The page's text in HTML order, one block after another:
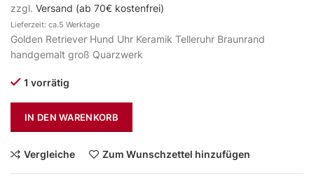
zzgl. Versand (ab 70€ kostenfrei)
Lieferzeit: ca.5 Werktage
Golden Retriever Hund Uhr Keramik Telleruhr Braunrand
handgemalt groß Quarzwerk
1 vorrätig
IN DEN WARENKORB
Vergleiche Zum Wunschzettel hinzufügen